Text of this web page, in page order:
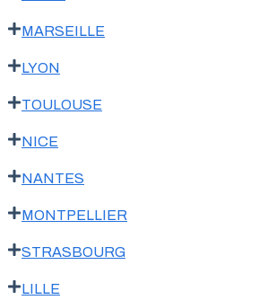
MARSEILLE
LYON
TOULOUSE
NICE
NANTES
MONTPELLIER
STRASBOURG
LILLE